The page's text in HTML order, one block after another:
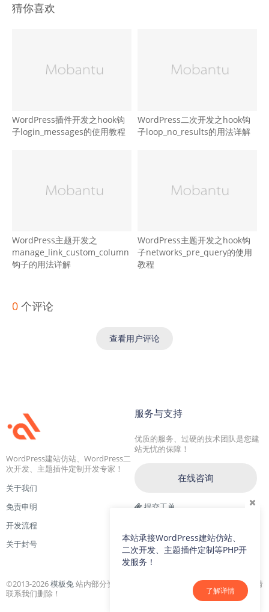
猜你喜欢
WordPress插件开发之hook钩
子login_messages的使用教程
WordPress二次开发之hook钩
子loop_no_results的用法详解
WordPress主题开发之
manage_link_custom_column
钩子的用法详解
WordPress主题开发之hook钩
子networks_pre_query的使用
教程
0 个评论
查看用户评论
WordPress建站仿站、WordPress二
次开发、主题插件定制开发专家！
关于我们
免责申明
开发流程
关于封号
服务与支持
优质的服务、过硬的技术团队是您建
站无忧的保障！
在线咨询
提交工单
交流二群：64786792
©2013-2026模板兔站内部分资源收集于网络，若侵犯了您的合法权益，请
联系我们删除！
本站承接WordPress建站仿站、
二次开发、主题插件定制等PHP开
发服务！
了解详情